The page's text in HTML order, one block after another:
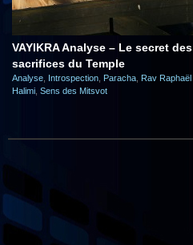
VAYIKRA Analyse – Le secret des
sacrifices du Temple
Analyse Introspection Paracha Rav Raphaël
Halimi Sens des Mitsvot